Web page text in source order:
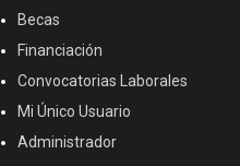
Becas
Financiación
Convocatorias Laborales
Mi Único Usuario
Administrador